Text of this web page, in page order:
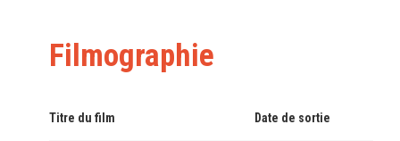
Filmographie
Titre du film Date de sortie